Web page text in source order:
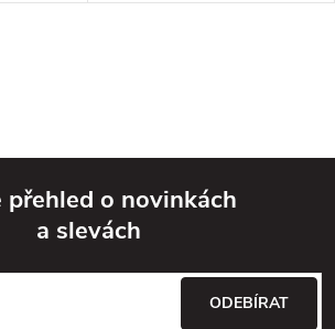
přehled o novinkách
a slevách
ODEBÍRAT